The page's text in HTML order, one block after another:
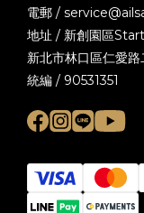
電郵 /
地址 / 新創園區
新北市林口區仁愛
統編 / 90531351